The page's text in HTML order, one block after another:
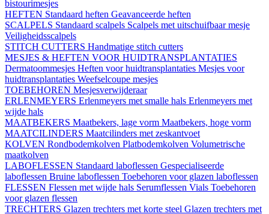
bistourimesjes
HEFTEN Standaard heften Geavanceerde heften
SCALPELS Standaard scalpels Scalpels met uitschuifbaar mesje
Veiligheidsscalpels
STITCH CUTTERS Handmatige stitch cutters
MESJES & HEFTEN VOOR HUIDTRANSPLANTATIES
Dermatoommesjes Heften voor huidtransplantaties Mesjes voor
huidtransplantaties Weefselcoupe mesjes
TOEBEHOREN Mesjesverwijderaar
ERLENMEYERS Erlenmeyers met smalle hals Erlenmeyers met
wijde hals
MAATBEKERS Maatbekers, lage vorm Maatbekers, hoge vorm
MAATCILINDERS Maatcilinders met zeskantvoet
KOLVEN Rondbodemkolven Platbodemkolven Volumetrische
maatkolven
LABOFLESSEN Standaard laboflessen Gespecialiseerde
laboflessen Bruine laboflessen Toebehoren voor glazen laboflessen
FLESSEN Flessen met wijde hals Serumflessen Vials Toebehoren
voor glazen flessen
TRECHTERS Glazen trechters met korte steel Glazen trechters met